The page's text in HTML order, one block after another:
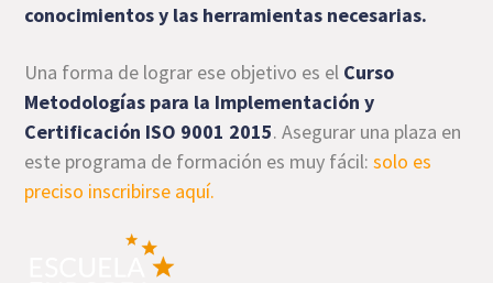
conocimientos y las herramientas necesarias.
Una forma de lograr ese objetivo es el Curso
Metodologías para la Implementación y
Certificación ISO 9001 2015. Asegurar una plaza en
este programa de formación es muy fácil:solo es
preciso inscribirse aquí.